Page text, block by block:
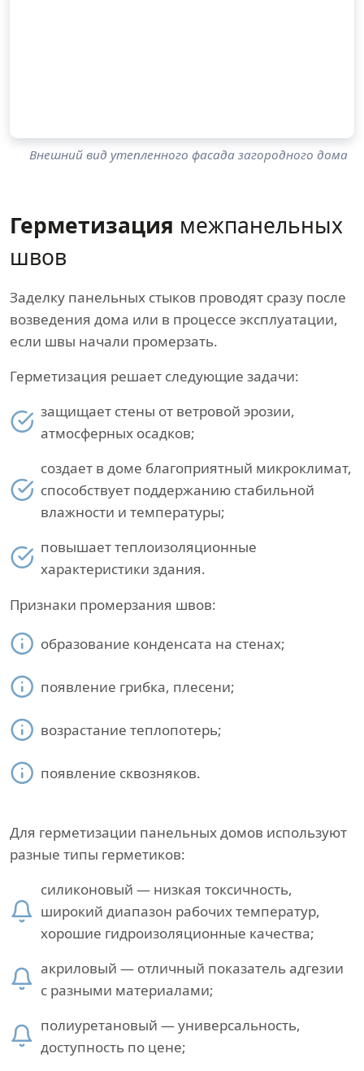
Внешний вид утепленного фасада загородного дома
Герметизация межпанельных
швов
Заделку панельных стыков проводят сразу после
возведения дома или в процессе эксплуатации,
если швы начали промерзать.
Герметизация решает следующие задачи:
защищает стены от ветровой эрозии,
атмосферных осадков;
создает в доме благоприятный микроклимат,
способствует поддержанию стабильной
влажности и температуры;
повышает теплоизоляционные
характеристики здания.
Признаки промерзания швов:
образование конденсата на стенах;
появление грибка, плесени;
возрастание теплопотерь;
появление сквозняков.
Для герметизации панельных домов используют
разные типы герметиков:
силиконовый — низкая токсичность,
широкий диапазон рабочих температур,
хорошие гидроизоляционные качества;
акриловый — отличный показатель адгезии
с разными материалами;
полиуретановый — универсальность,
доступность по цене;